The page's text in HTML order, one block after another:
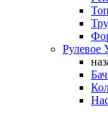
Рулевое